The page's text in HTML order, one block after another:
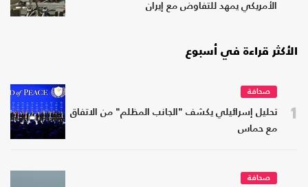
الأمريكي يمهد للتفاوض مع إيران
الأكثر قراءة في أسبوع
1
صحافة
تحليل إسرائيلي يكشف "الجانب المظلم" من الاتفاق
مع حماس
صحافة